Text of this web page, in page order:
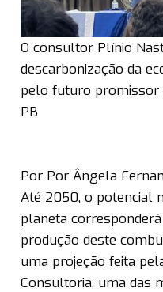
O consultor Plínio
descarbonização da
pelo futuro promissor
PB
Por Por Ângela
Até 2050, o potencial
planeta
produção deste
uma projeção feita
Consultoria, uma das